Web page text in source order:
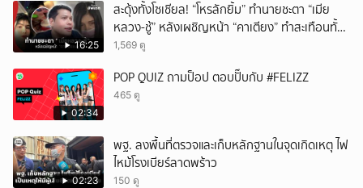
16:25
สะดุ้งทั้งโซเชียล! “โหรลักยิ้ม” ทำนายชะตา “เมีย
หลวง-ชู้” หลังเผชิญหน้า “คาเตียง” ทำสะเทือนทั้ง
ประเทศ
1,569 ดู
02:34
POP QUIZ ถามป็อป ตอบปั๊บกับ #FELIZZ
465 ดู
02:23
พฐ. ลงพื้นที่ตรวจและเก็บหลักฐานในจุดเกิดเหตุ ไฟ
ไหม้โรงเบียร์ลาดพร้าว
150 ดู